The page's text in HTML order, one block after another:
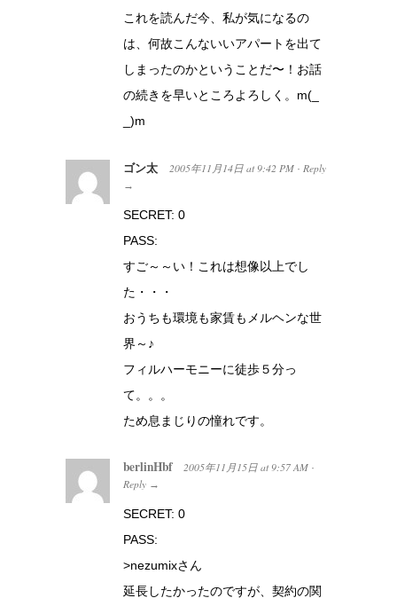
これを読んだ今、私が気になるの
は、何故こんないいアパートを出て
しまったのかということだ〜！お話
の続きを早いところよろしく。m(_
_)m
ゴン太 2005年11月14日 at 9:42 PM · Reply
→
SECRET: 0
PASS:
すご～～い！これは想像以上でし
た・・・
おうちも環境も家賃もメルヘンな世
界～♪
フィルハーモニーに徒歩５分っ
て。。。
ため息まじりの憧れです。
berlinHbf 2005年11月15日 at 9:57 AM ·
Reply →
SECRET: 0
PASS:
>nezumixさん
延長したかったのですが、契約の関